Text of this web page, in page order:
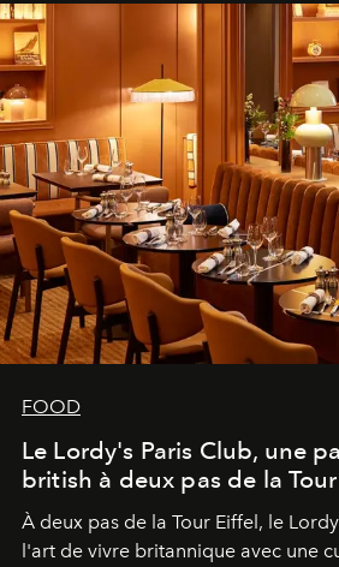
FOOD
Le Lordy's Paris Club, une
british à deux pas de la
À deux pas de la Tour Eiffel, le
l'art de vivre britannique avec une